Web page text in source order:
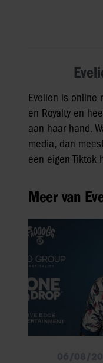
Evelien is online
en Royalty en
aan haar hand.
media, dan
een eigen Tiktok
Meer van